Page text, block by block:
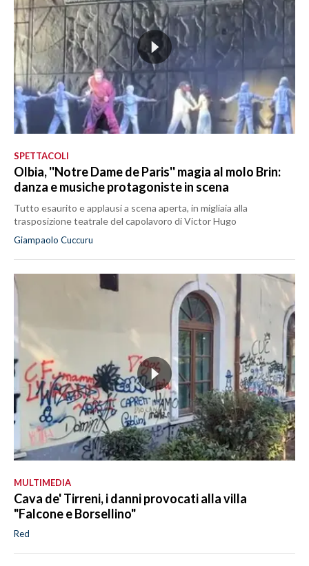
SPETTACOLI
Olbia, ''Notre Dame de Paris'' magia al molo Brin:
danza e musiche protagoniste in scena
Tutto esaurito e applausi a scena aperta, in migliaia alla
trasposizione teatrale del capolavoro di Victor Hugo
Giampaolo Cuccuru
MULTIMEDIA
Cava de' Tirreni, i danni provocati alla villa
"Falcone e Borsellino"
Red